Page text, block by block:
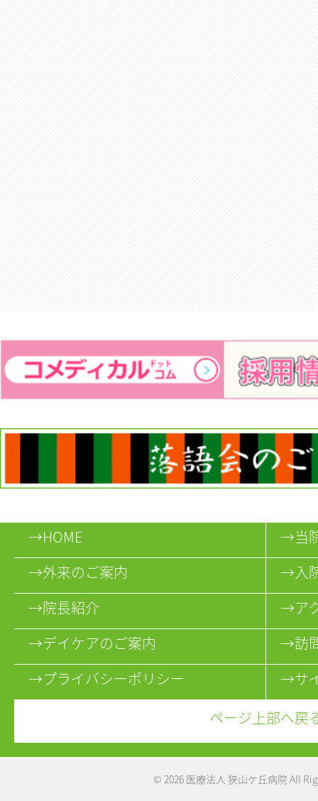
→HOME
→当
→外来のご案内
→入
→院長紹介
→ア
→デイケアのご案内
→訪
→プライバシーポリシー
→サ
ページ上部へ戻
© 2026 医療法人 狭山ケ丘病院 All